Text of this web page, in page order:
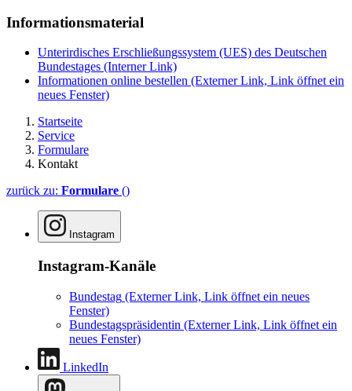
Informationsmaterial
Unterirdisches Erschließungssystem (UES) des Deutschen
Bundestages (Interner Link)
Informationen online bestellen (Externer Link, Link öffnet ein
neues Fenster)
Startseite
Service
Formulare
Kontakt
zurück zu: Formulare ()
Instagram
Instagram-Kanäle
Bundestag (Externer Link, Link öffnet ein neues
Fenster)
Bundestagspräsidentin (Externer Link, Link öffnet ein
neues Fenster)
LinkedIn